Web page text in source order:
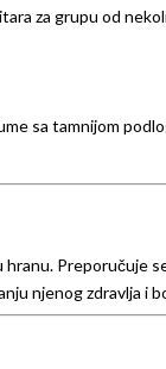
za grupu od
sa tamnijom
Preporučuje
njenog zdravlja i